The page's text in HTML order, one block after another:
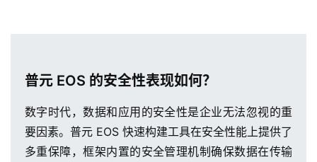
普元 EOS 的安全性表现如何？
数字时代，数据和应用的安全性是企业无法忽视的重
要因素。普元 EOS 快速构建工具在安全性能上提供了
多重保障，框架内置的安全管理机制确保数据在传输